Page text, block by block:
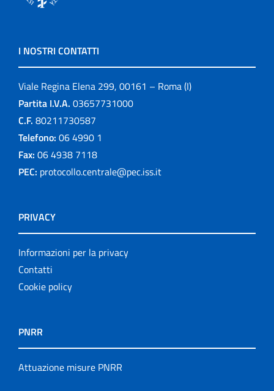
I NOSTRI CONTATTI
Viale Regina Elena 299, 00161 – Roma (I)
Partita I.V.A. 03657731000
C.F. 80211730587
Telefono: 06 4990 1
Fax: 06 4938 7118
PEC: protocollo.centrale@pec.iss.it
PRIVACY
Informazioni per la privacy
Contatti
Cookie policy
PNRR
Attuazione misure PNRR